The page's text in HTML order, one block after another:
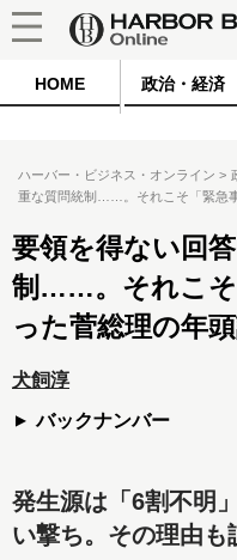
HOME 政治・経済
ハーバー・ビジネス・オンライン
重な質問統制……。それこそ「緊急
要領を得ない回
制……。それこそ
った菅総理の年
犬飼淳
バックナンバー
発生源は「6割不明
い撃ち。その理由も